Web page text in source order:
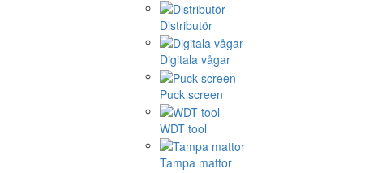
Distributör
Digitala vågar
Puck screen
WDT tool
Tampa mattor